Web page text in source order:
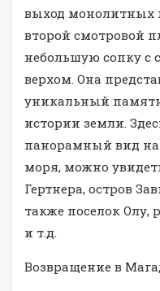
выход монолитных
второй смотровой
небольшую сопку с
верхом. Она
уникальный
истории земли.
панорамный вид на
моря, можно
Гертнера, остров
также поселок Олу,
и т.д.
Возвращение в